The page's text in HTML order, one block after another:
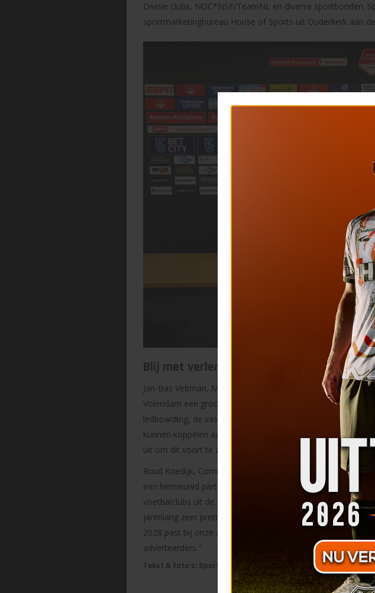
Divisie clubs, NOC*NSF/TeamNL en diverse sportbonden.
sportmarketingbureau House of Sports uit Ouderkerk aan
Blij met verlenging
Jan-Bas Veltman, Manager New Business & Partnerships,
Volendam een groot bereik. Veel partners profiteren
ledboarding, de vaste boarding en onze eigen groeiende
kunnen koppelen aan het groeiende podium van FC
uit om dit voort te zetten."
Ruud Koedijk, Commercial Director Sports Exposure, vult
een hernieuwd partnership waar wij zeer content mee zijn
.
voetbalclubs uit de Eredivisie en Keuken Kampioen Divisie.
jarenlang zeer prettig met elkaar samenwerken, in voor -
2028 past bij onze ambitie zoveel mogelijk voetbalclubs in
adverteerders."
Tekst & foto's: Sports Exposure & FC Volendam